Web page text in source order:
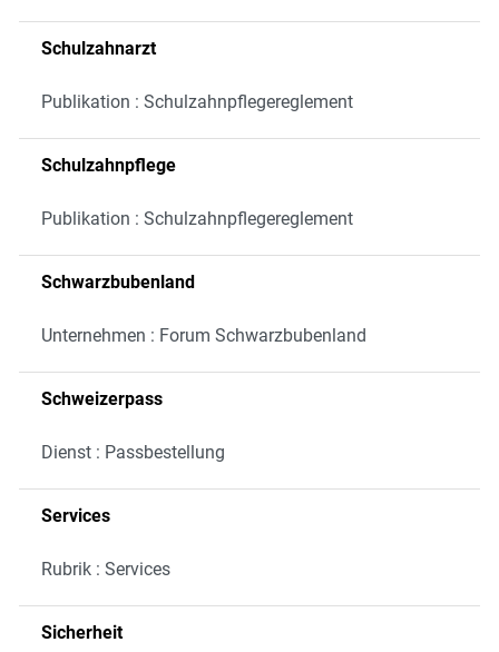
Schulzahnarzt
Publikation : Schulzahnpflegereglement
Schulzahnpflege
Publikation : Schulzahnpflegereglement
Schwarzbubenland
Unternehmen : Forum Schwarzbubenland
Schweizerpass
Dienst : Passbestellung
Services
Rubrik : Services
Sicherheit